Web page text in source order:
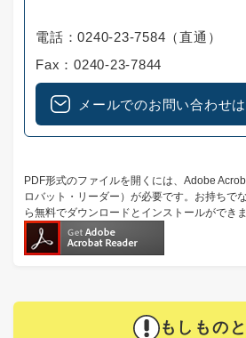
電話：0240-23-7584（直通）
Fax：0240-23-7844
メールでのお問い合わせ
PDF形式のファイルを開くには、Adobe
ロバット・リーダー）が必要です。お持ちで
ら無料でダウンロードとインストールができま
もしもの